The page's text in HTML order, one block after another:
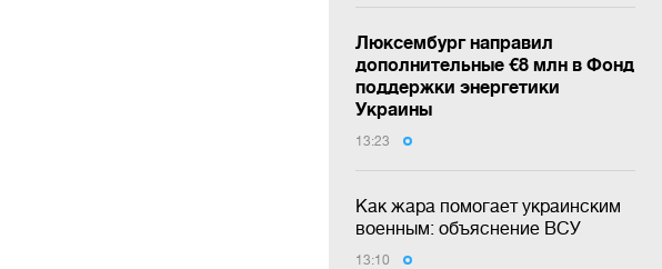
Люксембург направил
дополнительные €8 млн в Фонд
поддержки энергетики
Украины
13:23
Как жара помогает украинским
военным: объяснение ВСУ
13:10